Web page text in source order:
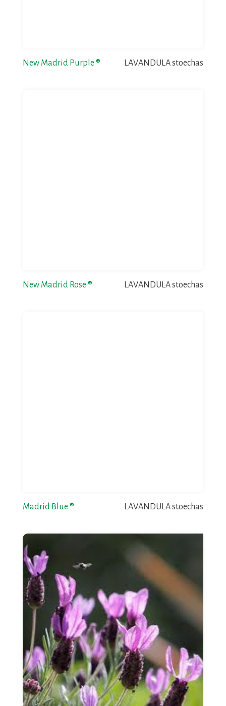
New Madrid Purple ® LAVANDULA stoechas
New Madrid Rose ® LAVANDULA stoechas
Madrid Blue ® LAVANDULA stoechas